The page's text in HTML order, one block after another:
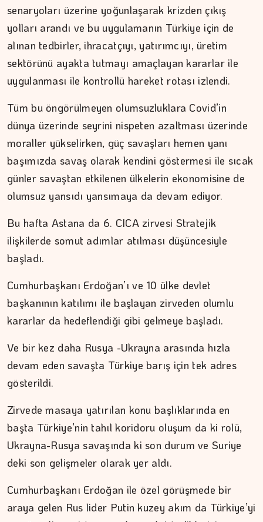
senaryoları üzerine yoğunlaşarak krizden çıkış
yolları arandı ve bu uygulamanın Türkiye için de
alınan tedbirler, ihracatçıyı, yatırımcıyı, üretim
sektörünü ayakta tutmayı amaçlayan kararlar ile
uygulanması ile kontrollü hareket rotası izlendi.
Tüm bu öngörülmeyen olumsuzluklara Covid’in
dünya üzerinde seyrini nispeten azaltması üzerinde
moraller yükselirken, güç savaşları hemen yanı
başımızda savaş olarak kendini göstermesi ile sıcak
günler savaştan etkilenen ülkelerin ekonomisine de
olumsuz yansıdı yansımaya da devam ediyor.
Bu hafta Astana da 6. CICA zirvesi Stratejik
ilişkilerde somut adımlar atılması düşüncesiyle
başladı.
Cumhurbaşkanı Erdoğan’ı ve 10 ülke devlet
başkanının katılımı ile başlayan zirveden olumlu
kararlar da hedeflendiği gibi gelmeye başladı.
Ve bir kez daha Rusya -Ukrayna arasında hızla
devam eden savaşta Türkiye barış için tek adres
gösterildi.
Zirvede masaya yatırılan konu başlıklarında en
başta Türkiye’nin tahıl koridoru oluşum da ki rolü,
Ukrayna-Rusya savaşında ki son durum ve Suriye
deki son gelişmeler olarak yer aldı.
Cumhurbaşkanı Erdoğan ile özel görüşmede bir
araya gelen Rus lider Putin kuzey akım da Türkiye’yi
ŞAFAK GÜVEN
Ahlat'tan Nemrut Krateri'ne